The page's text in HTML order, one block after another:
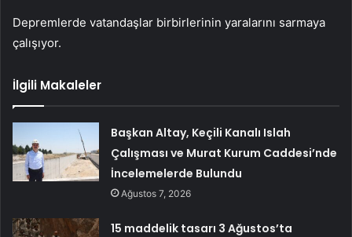
Depremlerde vatandaşlar birbirlerinin yaralarını sarmaya
çalışıyor.
İlgili Makaleler
Başkan Altay, Keçili Kanalı Islah
Çalışması ve Murat Kurum Caddesi’nde
İncelemelerde Bulundu
Ağustos 7, 2026
15 maddelik tasarı 3 Ağustos’ta